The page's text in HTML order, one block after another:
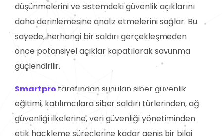
düşünmelerini ve sistemdeki güvenlik açıklarını
daha derinlemesine analiz etmelerini sağlar. Bu
sayede, herhangi bir saldırı gerçekleşmeden
önce potansiyel açıklar kapatılarak savunma
güçlendirilir.
Smartpro tarafından sunulan siber güvenlik
eğitimi, katılımcılara siber saldırı türlerinden, ağ
güvenliği ilkelerine, veri güvenliği yönetiminden
etik hackleme süreçlerine kadar geniş bir bilgi